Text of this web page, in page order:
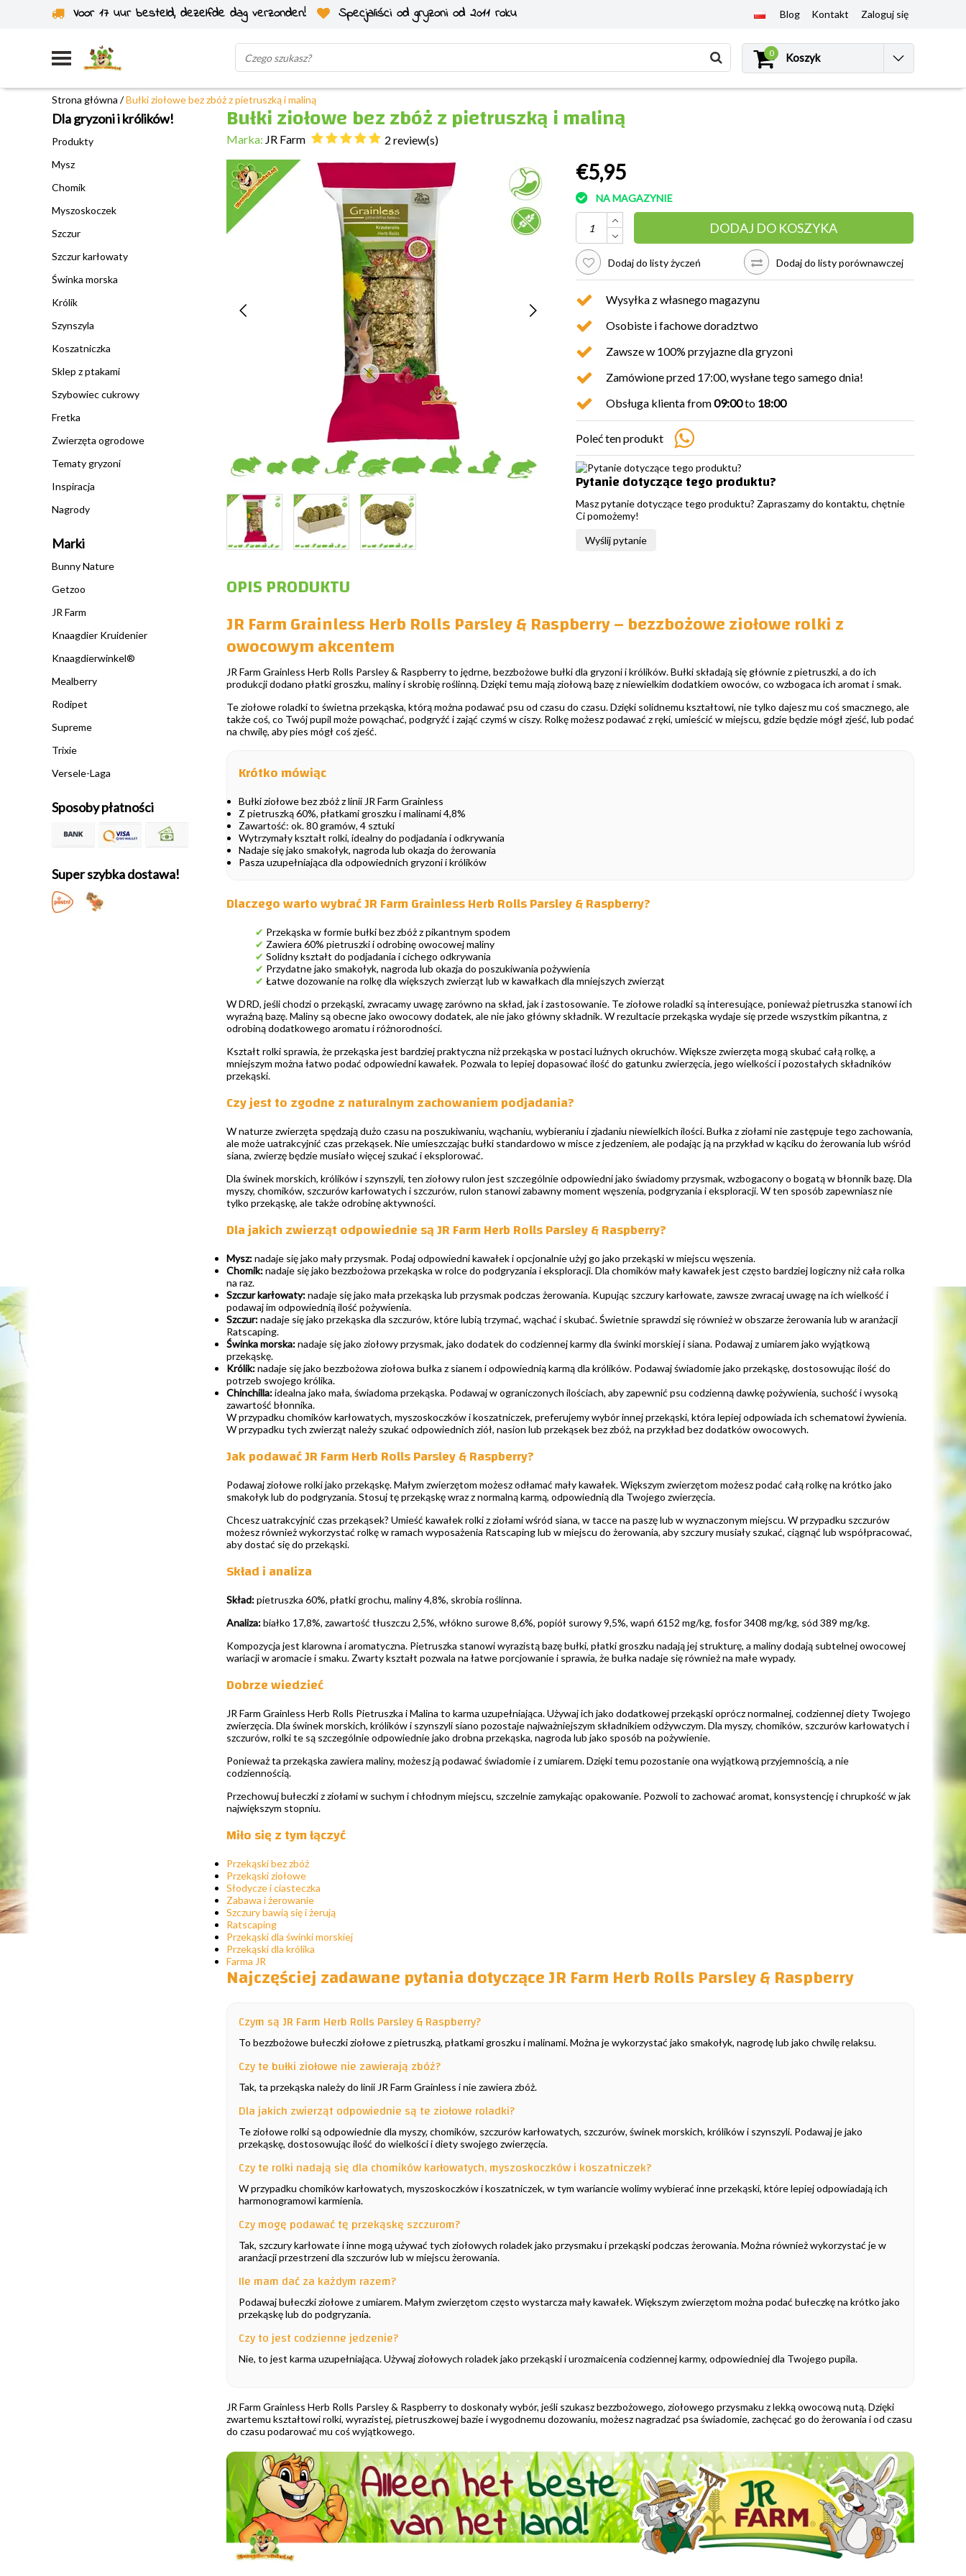
Voor 17 uur besteld, dezelfde dag verzonden!
Specjaliści od gryzoni od 2011 roku
Wysyłka z własnego magazynu
Blog Kontakt Zaloguj się
0 Koszyk
Strona główna /Bułki ziołowe bez zbóż z pietruszką i maliną
Dla gryzoni i królików!
Produkty
Mysz
Chomik
Myszoskoczek
Szczur
Szczur karłowaty
Świnka morska
Królik
Szynszyla
Koszatniczka
Sklep z ptakami
Szybowiec cukrowy
Fretka
Zwierzęta ogrodowe
Tematy gryzoni
Inspiracja
Nagrody
Marki
Bunny Nature
Getzoo
JR Farm
Knaagdier Kruidenier
Knaagdierwinkel®
Mealberry
Rodipet
Supreme
Trixie
Versele-Laga
Sposoby płatności
Super szybka dostawa!
Bułki ziołowe bez zbóż z pietruszką i maliną
Marka: JR Farm 2 review(s)
€5,95
NA MAGAZYNIE
DODAJ DO KOSZYKA
Dodaj do listy życzeń Dodaj do listy porównawczej
Wysyłka z własnego magazynu
Osobiste i fachowe doradztwo
Zawsze w 100% przyjazne dla gryzoni
Zamówione przed 17:00, wysłane tego samego dnia!
Obsługa klienta from09:00to 18:00
Poleć ten produkt
Pytanie dotyczące tego produktu?
Masz pytanie dotyczące tego produktu? Zapraszamy do kontaktu, chętnie
Ci pomożemy!
Wyślij pytanie
OPIS PRODUKTU
JR Farm Grainless Herb Rolls Parsley & Raspberry – bezzbożowe ziołowe rolki z
owocowym akcentem
JR Farm Grainless Herb Rolls Parsley & Raspberry to jędrne, bezzbożowe bułki dla gryzoni i królików. Bułki składają się głównie z pietruszki, a do ich
produkcji dodano płatki groszku, maliny i skrobię roślinną. Dzięki temu mają ziołową bazę z niewielkim dodatkiem owoców, co wzbogaca ich aromat i smak.
Te ziołowe roladki to świetna przekąska, którą można podawać psu od czasu do czasu. Dzięki solidnemu kształtowi, nie tylko dajesz mu coś smacznego, ale
także coś, co Twój pupil może powąchać, podgryźć i zająć czymś w ciszy. Rolkę możesz podawać z ręki, umieścić w miejscu, gdzie będzie mógł zjeść, lub podać
na chwilę, aby pies mógł coś zjeść.
Krótko mówiąc
Bułki ziołowe bez zbóż z linii JR Farm Grainless
Z pietruszką 60%, płatkami groszku i malinami 4,8%
Zawartość: ok. 80 gramów, 4 sztuki
Wytrzymały kształt rolki, idealny do podjadania i odkrywania
Nadaje się jako smakołyk, nagroda lub okazja do żerowania
Pasza uzupełniająca dla odpowiednich gryzoni i królików
Dlaczego warto wybrać JR Farm Grainless Herb Rolls Parsley & Raspberry?
✔ Przekąska w formie bułki bez zbóż z pikantnym spodem
✔ Zawiera 60% pietruszki i odrobinę owocowej maliny
✔ Solidny kształt do podjadania i cichego odkrywania
✔ Przydatne jako smakołyk, nagroda lub okazja do poszukiwania pożywienia
✔ Łatwe dozowanie na rolkę dla większych zwierząt lub w kawałkach dla mniejszych zwierząt
W DRD, jeśli chodzi o przekąski, zwracamy uwagę zarówno na skład, jak i zastosowanie. Te ziołowe roladki są interesujące, ponieważ pietruszka stanowi ich
wyraźną bazę. Maliny są obecne jako owocowy dodatek, ale nie jako główny składnik. W rezultacie przekąska wydaje się przede wszystkim pikantna, z
odrobiną dodatkowego aromatu i różnorodności.
Kształt rolki sprawia, że przekąska jest bardziej praktyczna niż przekąska w postaci luźnych okruchów. Większe zwierzęta mogą skubać całą rolkę, a
mniejszym można łatwo podać odpowiedni kawałek. Pozwala to lepiej dopasować ilość do gatunku zwierzęcia, jego wielkości i pozostałych składników
przekąski.
Czy jest to zgodne z naturalnym zachowaniem podjadania?
W naturze zwierzęta spędzają dużo czasu na poszukiwaniu, wąchaniu, wybieraniu i zjadaniu niewielkich ilości. Bułka z ziołami nie zastępuje tego zachowania,
ale może uatrakcyjnić czas przekąsek. Nie umieszczając bułki standardowo w misce z jedzeniem, ale podając ją na przykład w kąciku do żerowania lub wśród
siana, zwierzę będzie musiało więcej szukać i eksplorować.
Dla świnek morskich, królików i szynszyli, ten ziołowy rulon jest szczególnie odpowiedni jako świadomy przysmak, wzbogacony o bogatą w błonnik bazę. Dla
myszy, chomików, szczurów karłowatych i szczurów, rulon stanowi zabawny moment węszenia, podgryzania i eksploracji. W ten sposób zapewniasz nie
tylko przekąskę, ale także odrobinę aktywności.
Dla jakich zwierząt odpowiednie są JR Farm Herb Rolls Parsley & Raspberry?
Mysz:nadaje się jako mały przysmak. Podaj odpowiedni kawałek i opcjonalnie użyj go jako przekąski w miejscu węszenia.
Chomik:nadaje się jako bezzbożowa przekąska w rolce do podgryzania i eksploracji. Dla chomików mały kawałek jest często bardziej logiczny niż cała rolka
na raz.
Szczur karłowaty:nadaje się jako mała przekąska lub przysmak podczas żerowania. Kupując szczury karłowate, zawsze zwracaj uwagę na ich wielkość i
podawaj im odpowiednią ilość pożywienia.
Szczur:nadaje się jako przekąska dla szczurów, które lubią trzymać, wąchać i skubać. Świetnie sprawdzi się również w obszarze żerowania lub w aranżacji
Ratscaping.
Świnka morska:nadaje się jako ziołowy przysmak, jako dodatek do codziennej karmy dla świnki morskiej i siana. Podawaj z umiarem jako wyjątkową
przekąskę.
Królik:nadaje się jako bezzbożowa ziołowa bułka z sianem i odpowiednią karmą dla królików. Podawaj świadomie jako przekąskę, dostosowując ilość do
potrzeb swojego królika.
Chinchilla:idealna jako mała, świadoma przekąska. Podawaj w ograniczonych ilościach, aby zapewnić psu codzienną dawkę pożywienia, suchość i wysoką
zawartość błonnika.
W przypadku chomików karłowatych, myszoskoczków i koszatniczek, preferujemy wybór innej przekąski, która lepiej odpowiada ich schematowi żywienia.
W przypadku tych zwierząt należy szukać odpowiednich ziół, nasion lub przekąsek bez zbóż, na przykład bez dodatków owocowych.
Jak podawać JR Farm Herb Rolls Parsley & Raspberry?
Podawaj ziołowe rolki jako przekąskę. Małym zwierzętom możesz odłamać mały kawałek. Większym zwierzętom możesz podać całą rolkę na krótko jako
smakołyk lub do podgryzania. Stosuj tę przekąskę wraz z normalną karmą, odpowiednią dla Twojego zwierzęcia.
Chcesz uatrakcyjnić czas przekąsek? Umieść kawałek rolki z ziołami wśród siana, w tacce na paszę lub w wyznaczonym miejscu. W przypadku szczurów
możesz również wykorzystać rolkę w ramach wyposażenia Ratscaping lub w miejscu do żerowania, aby szczury musiały szukać, ciągnąć lub współpracować,
aby dostać się do przekąski.
Skład i analiza
Skład:pietruszka 60%, płatki grochu, maliny 4,8%, skrobia roślinna.
Analiza:białko 17,8%, zawartość tłuszczu 2,5%, włókno surowe 8,6%, popiół surowy 9,5%, wapń 6152 mg/kg, fosfor 3408 mg/kg, sód 389 mg/kg.
Kompozycja jest klarowna i aromatyczna. Pietruszka stanowi wyrazistą bazę bułki, płatki groszku nadają jej strukturę, a maliny dodają subtelnej owocowej
wariacji w aromacie i smaku. Zwarty kształt pozwala na łatwe porcjowanie i sprawia, że bułka nadaje się również na małe wypady.
Dobrze wiedzieć
JR Farm Grainless Herb Rolls Pietruszka i Malina to karma uzupełniająca. Używaj ich jako dodatkowej przekąski oprócz normalnej, codziennej diety Twojego
zwierzęcia. Dla świnek morskich, królików i szynszyli siano pozostaje najważniejszym składnikiem odżywczym. Dla myszy, chomików, szczurów karłowatych i
szczurów, rolki te są szczególnie odpowiednie jako drobna przekąska, nagroda lub jako sposób na pożywienie.
Ponieważ ta przekąska zawiera maliny, możesz ją podawać świadomie i z umiarem. Dzięki temu pozostanie ona wyjątkową przyjemnością, a nie
codziennością.
Przechowuj bułeczki z ziołami w suchym i chłodnym miejscu, szczelnie zamykając opakowanie. Pozwoli to zachować aromat, konsystencję i chrupkość w jak
największym stopniu.
Miło się z tym łączyć
Przekąski bez zbóż
Przekąski ziołowe
Słodycze i ciasteczka
Zabawa i żerowanie
Szczury bawią się i żerują
Ratscaping
Przekąski dla świnki morskiej
Przekąski dla królika
Farma JR
Najczęściej zadawane pytania dotyczące JR Farm Herb Rolls Parsley & Raspberry
Czym są JR Farm Herb Rolls Parsley & Raspberry?
To bezzbożowe bułeczki ziołowe z pietruszką, płatkami groszku i malinami. Można je wykorzystać jako smakołyk, nagrodę lub jako chwilę relaksu.
Czy te bułki ziołowe nie zawierają zbóż?
Tak, ta przekąska należy do linii JR Farm Grainless i nie zawiera zbóż.
Dla jakich zwierząt odpowiednie są te ziołowe roladki?
Te ziołowe rolki są odpowiednie dla myszy, chomików, szczurów karłowatych, szczurów, świnek morskich, królików i szynszyli. Podawaj je jako
przekąskę, dostosowując ilość do wielkości i diety swojego zwierzęcia.
Czy te rolki nadają się dla chomików karłowatych, myszoskoczków i koszatniczek?
W przypadku chomików karłowatych, myszoskoczków i koszatniczek, w tym wariancie wolimy wybierać inne przekąski, które lepiej odpowiadają ich
harmonogramowi karmienia.
Czy mogę podawać tę przekąskę szczurom?
Tak, szczury karłowate i inne mogą używać tych ziołowych roladek jako przysmaku i przekąski podczas żerowania. Można również wykorzystać je w
aranżacji przestrzeni dla szczurów lub w miejscu żerowania.
Ile mam dać za każdym razem?
Podawaj bułeczki ziołowe z umiarem. Małym zwierzętom często wystarcza mały kawałek. Większym zwierzętom można podać bułeczkę na krótko jako
przekąskę lub do podgryzania.
Czy to jest codzienne jedzenie?
Nie, to jest karma uzupełniająca. Używaj ziołowych roladek jako przekąski i urozmaicenia codziennej karmy, odpowiedniej dla Twojego pupila.
JR Farm Grainless Herb Rolls Parsley & Raspberry to doskonały wybór, jeśli szukasz bezzbożowego, ziołowego przysmaku z lekką owocową nutą. Dzięki
zwartemu kształtowi rolki, wyrazistej, pietruszkowej bazie i wygodnemu dozowaniu, możesz nagradzać psa świadomie, zachęcać go do żerowania i od czasu
do czasu podarować mu coś wyjątkowego.